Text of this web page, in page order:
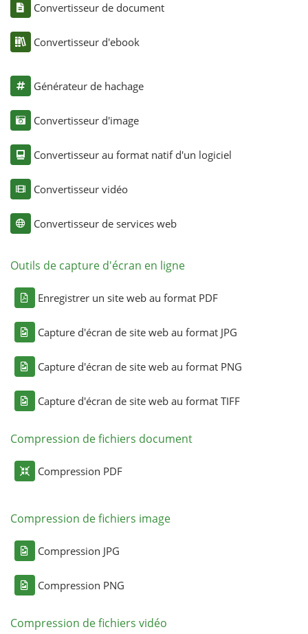
Convertisseur de document
Convertisseur d'ebook
Générateur de hachage
Convertisseur d'image
Convertisseur au format natif d'un logiciel
Convertisseur vidéo
Convertisseur de services web
Outils de capture d'écran en ligne
Enregistrer un site web au format PDF
Capture d'écran de site web au format JPG
Capture d'écran de site web au format PNG
Capture d'écran de site web au format TIFF
Compression de fichiers document
Compression PDF
Compression de fichiers image
Compression JPG
Compression PNG
Compression de fichiers vidéo